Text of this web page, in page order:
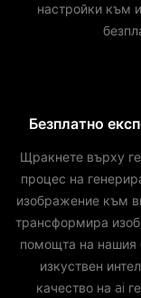
настройки към
Безплатно
Щракнете върху
процес на
изображение към
трансформира
помощта на нашия
изкуствен
качество на ai